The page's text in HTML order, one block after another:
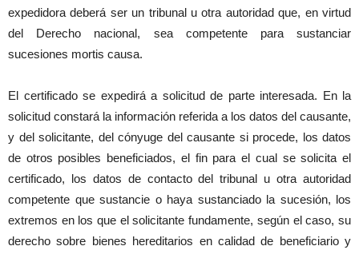
expedidora deberá ser un tribunal u otra autoridad que, en virtud
del Derecho nacional, sea competente para sustanciar
sucesiones mortis causa.
El certificado se expedirá a solicitud de parte interesada. En la
solicitud constará la información referida a los datos del causante,
y del solicitante, del cónyuge del causante si procede, los datos
de otros posibles beneficiados, el fin para el cual se solicita el
certificado, los datos de contacto del tribunal u otra autoridad
competente que sustancie o haya sustanciado la sucesión, los
extremos en los que el solicitante fundamente, según el caso, su
derecho sobre bienes hereditarios en calidad de beneficiario y